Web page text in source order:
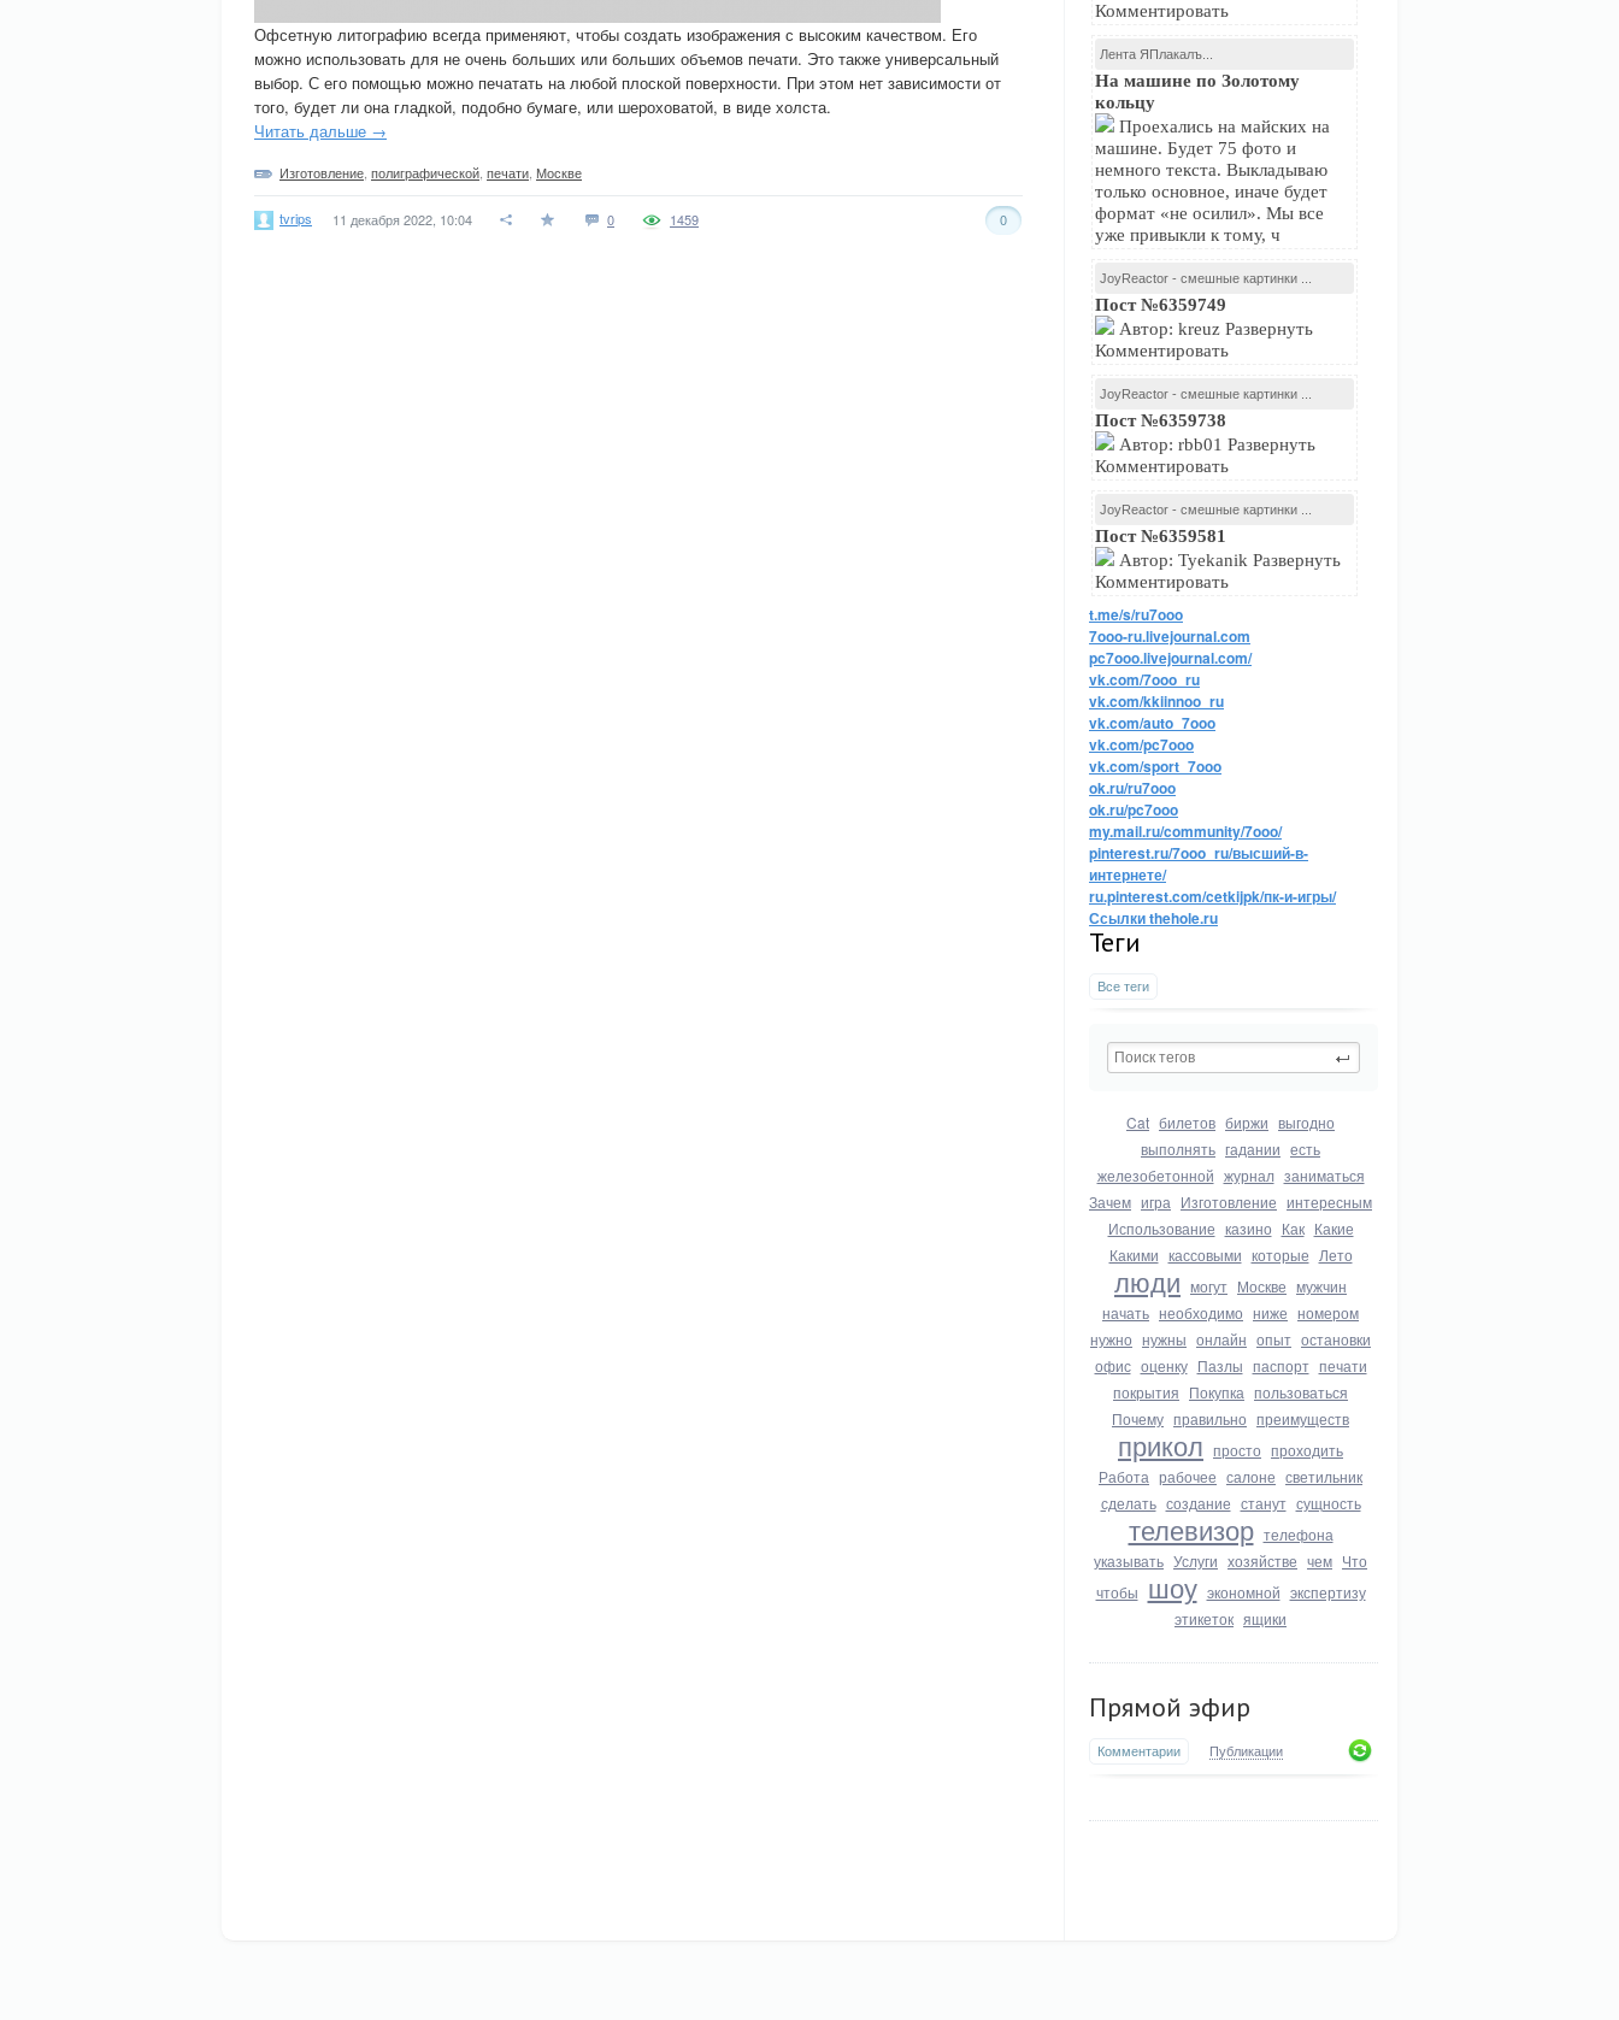
Комментировать
Лента ЯПлакалъ...
На машине по Золотому
кольцу
Проехались на майских на
машине. Будет 75 фото и
немного текста. Выкладываю
только основное, иначе будет
формат «не осилил». Мы все
уже привыкли к тому, ч
JoyReactor - смешные картинки ...
Пост №6359749
Автор: kreuz Развернуть
Комментировать
JoyReactor - смешные картинки ...
Пост №6359738
Автор: rbb01 Развернуть
Комментировать
JoyReactor - смешные картинки ...
Пост №6359581
Автор: Tyekanik Развернуть
Комментировать
t.me/s/ru7ooo
7ooo-ru.livejournal.com
pc7ooo.livejournal.com/
vk.com/7ooo_ru
vk.com/kkiinnoo_ru
vk.com/auto_7ooo
vk.com/pc7ooo
vk.com/sport_7ooo
ok.ru/ru7ooo
ok.ru/pc7ooo
my.mail.ru/community/7ooo/
pinterest.ru/7ooo_ru/высший-в-
интернете/
ru.pinterest.com/cetkijpk/пк-и-игры/
Ссылки thehole.ru
Теги
Все теги
Cat билетов биржи выгодно
выполнять гадании есть
железобетонной журнал заниматься
Зачем игра Изготовление интересным
Использование казино Как Какие
Какими кассовыми которые Лето
люди могут Москве мужчин
начать необходимо ниже номером
нужно нужны онлайн опыт остановки
офис оценку Пазлы паспорт печати
покрытия Покупка пользоваться
Почему правильно преимуществ
прикол просто проходить
Работа рабочее салоне светильник
сделать создание станут сущность
телевизор телефона
указывать Услуги хозяйстве чем Что
чтобы шоу экономной экспертизу
этикеток ящики
Прямой эфир
Комментарии Публикации
Офсетную литографию всегда применяют, чтобы создать изображения с высоким качеством. Его
можно использовать для не очень больших или больших объемов печати. Это также универсальный
выбор. С его помощью можно печатать на любой плоской поверхности. При этом нет зависимости от
того, будет ли она гладкой, подобно бумаге, или шероховатой, в виде холста.
Читать дальше →
Изготовление полиграфической печати Москве
tvrips 11 декабря 2022, 10:04 0 0
1459